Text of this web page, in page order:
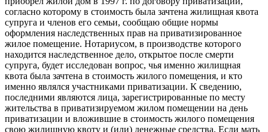
согласно которому в стоимость была зачтена жилищная квота
супруга и членов его семьи, сообщаю общие нормы
оформления наследственных прав на приватизированное
жилое помещение. Нотариусом, в производстве которого
находится наследственное дело, открытое после смерти
супруга, будет исследован вопрос, чья именно жилищная
квота была зачтена в стоимость жилого помещения, и кто
именно являлся участниками приватизации. К сведению,
последними являются лица, зарегистрированные по месту
жительства в приватизируемом жилом помещении на день
приватизации и вложившие в стоимость жилого помещения
свою жилищную квоту и (или) денежные средства. Если мать